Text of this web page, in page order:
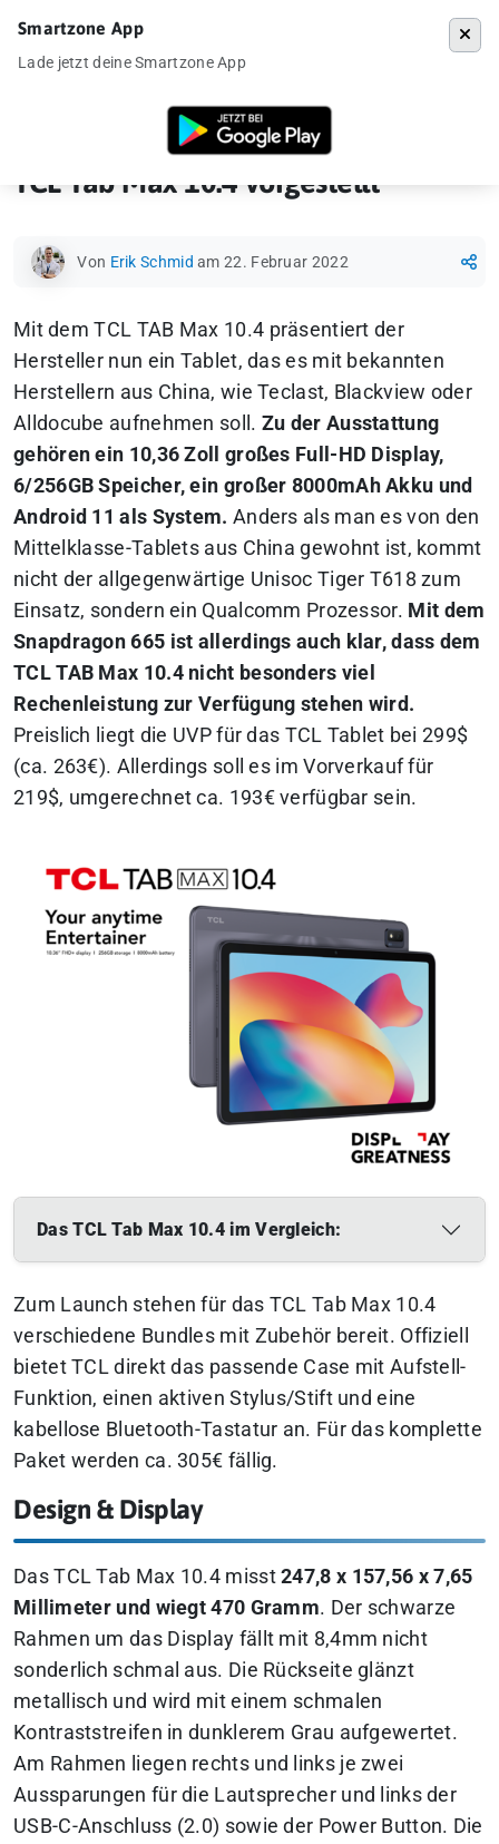
»Tablet»TCL Tab Max 10.4 vorgestellt
TCL Tab Max 10.4 vorgestellt
Von Erik Schmid am 22. Februar 2022
Mit dem TCL TAB Max 10.4 präsentiert der
Hersteller nun ein Tablet, das es mit bekannten
Herstellern aus China, wie Teclast, Blackview oder
Alldocube aufnehmen soll. Zu der Ausstattung
gehören ein 10,36 Zoll großes Full-HD Display,
6/256GB Speicher, ein großer 8000mAh Akku und
Android 11 als System. Anders als man es von den
Mittelklasse-Tablets aus China gewohnt ist, kommt
nicht der allgegenwärtige Unisoc Tiger T618 zum
Einsatz, sondern ein Qualcomm Prozessor. Mit dem
Snapdragon 665 ist allerdings auch klar, dass dem
TCL TAB Max 10.4 nicht besonders viel
Rechenleistung zur Verfügung stehen wird.
Preislich liegt die UVP für das TCL Tablet bei 299$
(ca. 263€). Allerdings soll es im Vorverkauf für
219$, umgerechnet ca. 193€ verfügbar sein.
Das TCL Tab Max 10.4 im Vergleich:
Zum Launch stehen für das TCL Tab Max 10.4
verschiedene Bundles mit Zubehör bereit. Offiziell
bietet TCL direkt das passende Case mit Aufstell-
Funktion, einen aktiven Stylus/Stift und eine
kabellose Bluetooth-Tastatur an. Für das komplette
Paket werden ca. 305€ fällig.
Design & Display
Das TCL Tab Max 10.4 misst247,8 x 157,56 x 7,65
Millimeter und wiegt 470 Gramm. Der schwarze
Rahmen um das Display fällt mit 8,4mm nicht
sonderlich schmal aus. Die Rückseite glänzt
metallisch und wird mit einem schmalen
Kontraststreifen in dunklerem Grau aufgewertet.
Am Rahmen liegen rechts und links je zwei
Aussparungen für die Lautsprecher und links der
USB-C-Anschluss (2.0) sowie der Power Button. Die
Smartzone App
Lade jetzt deine Smartzone App